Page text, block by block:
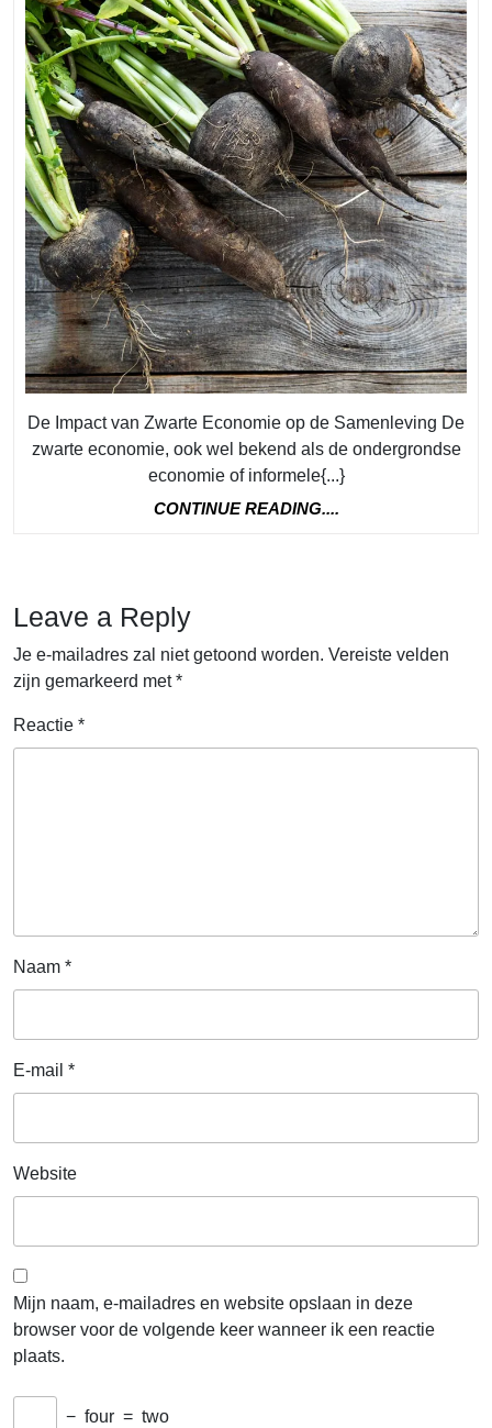
Zwarte
Economie
op
de
Belgische
De Impact van Zwarte Economie op de Samenleving De
zwarte economie, ook wel bekend als de ondergrondse
economie of informele{...}
CONTINUE READING....
Leave a Reply
Je e-mailadres zal niet getoond worden. Vereiste velden
zijn gemarkeerd met*
Reactie *
Naam *
E-mail *
Website
Mijn naam, e-mailadres en website opslaan in deze
browser voor de volgende keer wanneer ik een reactie
plaats.
− four = two